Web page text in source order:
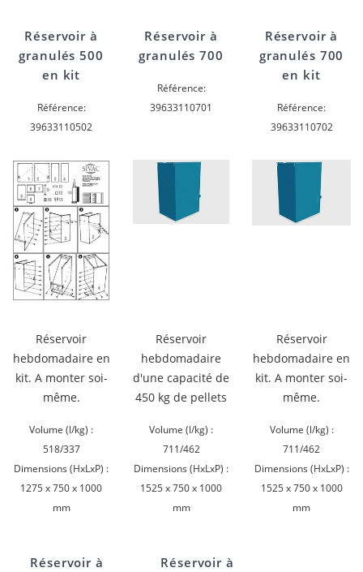
Réservoir à
granulés 500
en kit
Référence:
39633110502
Réservoir à
granulés 700
Référence:
39633110701
Réservoir à
granulés 700
en kit
Référence:
39633110702
Réservoir
hebdomadaire en
kit. A monter soi-
même.
Volume (l/kg) :
518/337
Dimensions (HxLxP) :
1275 x 750 x 1000
mm
Réservoir
hebdomadaire
d'une capacité de
450 kg de pellets
Volume (l/kg) :
711/462
Dimensions (HxLxP) :
1525 x 750 x 1000
mm
Réservoir
hebdomadaire en
kit. A monter soi-
même.
Volume (l/kg) :
711/462
Dimensions (HxLxP) :
1525 x 750 x 1000
mm
Réservoir à
Réservoir à